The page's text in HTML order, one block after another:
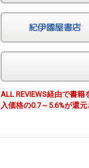
ALL REVIEWS経由で書
入価格の0.7～5.6%が還